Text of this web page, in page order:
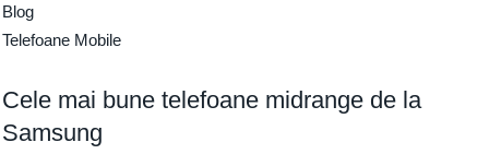
Blog
Telefoane Mobile
Cele mai bune telefoane midrange de la
Samsung